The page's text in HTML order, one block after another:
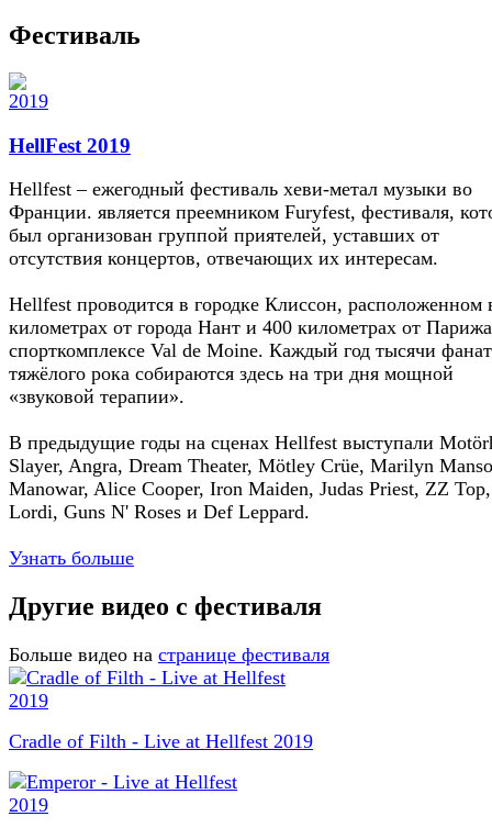
Фестиваль
HellFest 2019
Hellfest – ежегодный фестиваль хеви-метал музыки во
Франции. является преемником Furyfest, фестиваля,
был организован группой приятелей, уставших от
отсутствия концертов, отвечающих их интересам.
Hellfest проводится в городке Клиссон, расположенном
километрах от города Нант и 400 километрах от
спорткомплексе Val de Moine. Каждый год тысячи
тяжёлого рока собираются здесь на три дня мощной
«звуковой терапии».
В предыдущие годы на сценах Hellfest выступали
Slayer, Angra, Dream Theater, Mötley Crüe, Marilyn
Manowar, Alice Cooper, Iron Maiden, Judas Priest, ZZ Top,
Lordi, Guns N' Roses и Def Leppard.
Узнать больше
Другие видео с фестиваля
Больше видео на странице фестиваля
Cradle of Filth - Live at Hellfest 2019